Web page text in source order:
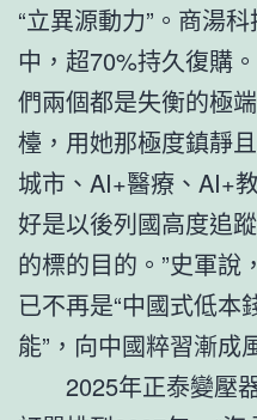
“立異源動力”。商湯
中，超70%持久復購
們兩個都是失衡的極
檯，用她那極度鎮靜
城市、AI+醫療、AI+
好是以後列國高度追
的標的目的。”史軍說
已不再是“中國式低本
能”，向中國粹習漸成
2025年正泰變壓